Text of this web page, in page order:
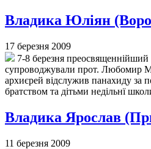
Владика Юліян
17 березня 2009
7-8 березня
супроводжували прот. Любомир
архиєрей відслужив панахиду за
братством та дітьми недільнї
Владика Ярослав
11 березня 2009